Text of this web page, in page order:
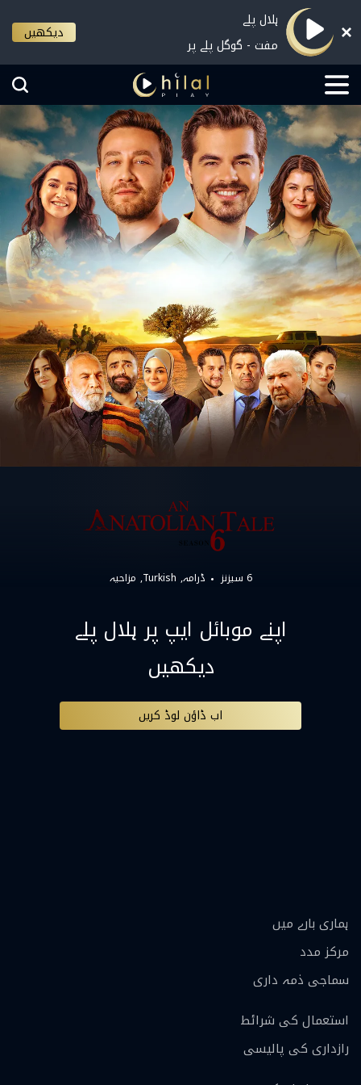
ہلال پلے
مفت - گوگل پلے پر
دیکھیں
6 سیزنز ڈرامہ Turkish مزاحیہ
اپنے موبائل ایپ پر ہلال پلے
دیکھیں
اب ڈاؤن لوڈ کریں
ہماری بارے ميں
مرکز مدد
سماجی ذمہ داری
استعمال کی شرائط
رازداری کی پالیسی